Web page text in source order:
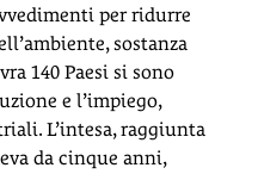
per ridurre
sostanza
140 Paesi si sono
e l’impiego,
L’intesa, raggiunta
da cinque anni,